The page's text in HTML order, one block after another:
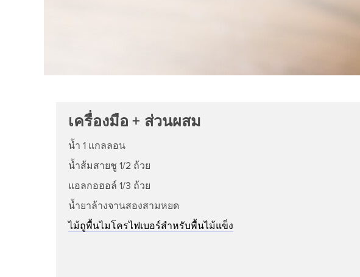
เครื่องมือ + ส่วนผสม
น้ำ 1 แกลลอน
น้ำส้มสายชู 1/2 ถ้วย
แอลกอฮอล์ 1/3 ถ้วย
น้ำยาล้างจานสองสามหยด
ไม้ถูพื้นไมโครไฟเบอร์สำหรับพื้นไม้แข็ง